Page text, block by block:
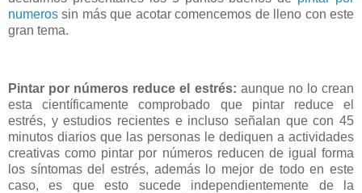
numeros sin más que acotar comencemos de lleno con este
gran tema.
Pintar por números reduce el estrés: aunque no lo crean
esta científicamente comprobado que pintar reduce el
estrés, y estudios recientes e incluso señalan que con 45
minutos diarios que las personas le dediquen a actividades
creativas como pintar por números reducen de igual forma
los síntomas del estrés, además lo mejor de todo en este
caso, es que esto sucede independientemente de la